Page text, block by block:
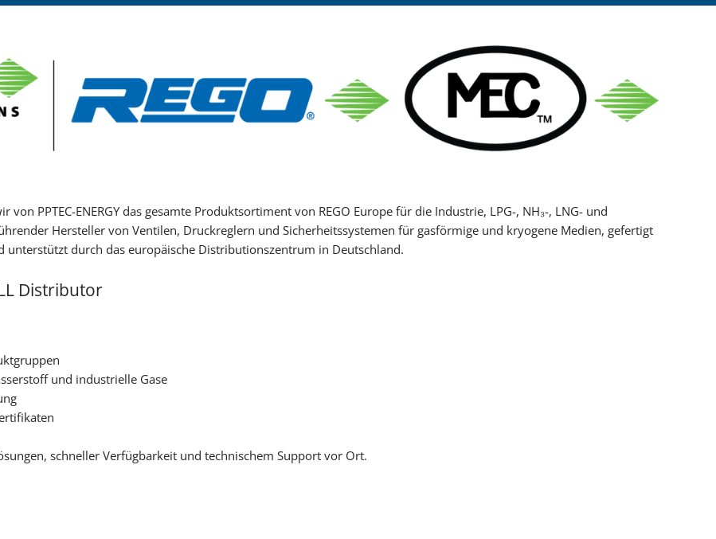
HYDROVACUUM Seitenkanalpumpen für Flüssiggas
Pumpen SIHI
SNG-Mischer, Propan-Luft Mischanlagen
Ersatzteile für NINNELT Füllanlagen
PPTEC-ENERGY das gesamte Produktsortiment von REGO Europe für die Industrie, LPG-, NH₃-, LNG- und
Hersteller von Ventilen, Druckreglern und Sicherheitssystemen für gasförmige und kryogene Medien, gefertigt
unterstützt durch das europäische Distributionszentrum in Deutschland.
Distributor
und industrielle Gase
schneller Verfügbarkeit und technischem Support vor Ort.